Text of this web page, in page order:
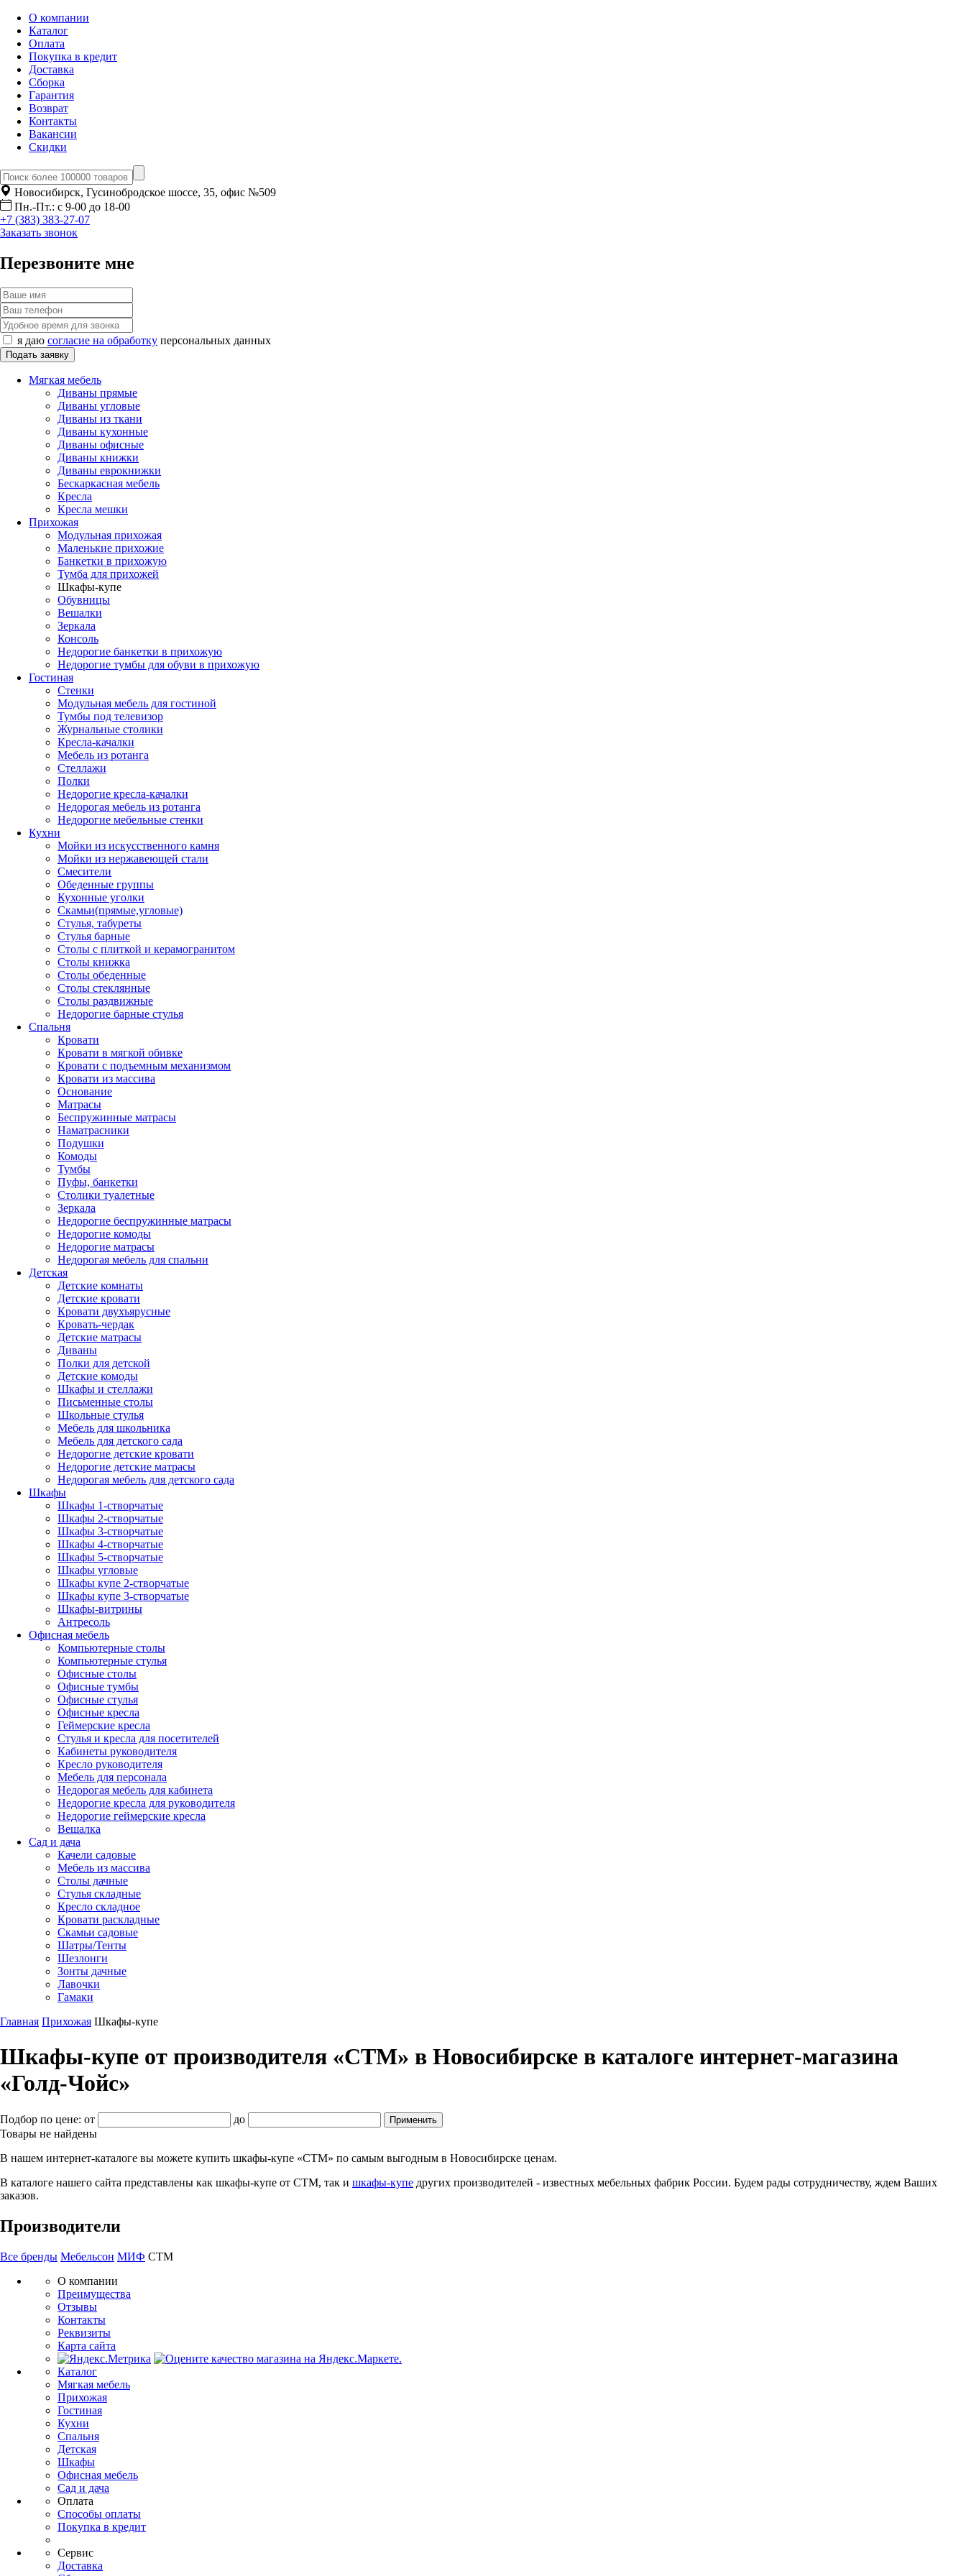
О компании
Каталог
Оплата
Покупка в кредит
Доставка
Сборка
Гарантия
Возврат
Контакты
Вакансии
Скидки
Новосибирск, Гусинобродское шоссе, 35, офис №509
Пн.-Пт.: с 9-00 до 18-00
+7 (383) 383-27-07
Заказать звонок
Перезвоните мне
я даю согласие на обработку персональных данных
Мягкая мебель
Диваны прямые
Диваны угловые
Диваны из ткани
Диваны кухонные
Диваны офисные
Диваны книжки
Диваны еврокнижки
Бескаркасная мебель
Кресла
Кресла мешки
Прихожая
Модульная прихожая
Маленькие прихожие
Банкетки в прихожую
Тумба для прихожей
Шкафы-купе
Обувницы
Вешалки
Зеркала
Консоль
Недорогие банкетки в прихожую
Недорогие тумбы для обуви в прихожую
Гостиная
Стенки
Модульная мебель для гостиной
Тумбы под телевизор
Журнальные столики
Кресла-качалки
Мебель из ротанга
Стеллажи
Полки
Недорогие кресла-качалки
Недорогая мебель из ротанга
Недорогие мебельные стенки
Кухни
Мойки из искусственного камня
Мойки из нержавеющей стали
Смесители
Обеденные группы
Кухонные уголки
Скамьи(прямые,угловые)
Стулья, табуреты
Стулья барные
Столы с плиткой и керамогранитом
Столы книжка
Столы обеденные
Столы стеклянные
Столы раздвижные
Недорогие барные стулья
Спальня
Кровати
Кровати в мягкой обивке
Кровати с подъемным механизмом
Кровати из массива
Основание
Матрасы
Беспружинные матрасы
Наматрасники
Подушки
Комоды
Тумбы
Пуфы, банкетки
Столики туалетные
Зеркала
Недорогие беспружинные матрасы
Недорогие комоды
Недорогие матрасы
Недорогая мебель для спальни
Детская
Детские комнаты
Детские кровати
Кровати двухъярусные
Кровать-чердак
Детские матрасы
Диваны
Полки для детской
Детские комоды
Шкафы и стеллажи
Письменные столы
Школьные стулья
Мебель для школьника
Мебель для детского сада
Недорогие детские кровати
Недорогие детские матрасы
Недорогая мебель для детского сада
Шкафы
Шкафы 1-створчатые
Шкафы 2-створчатые
Шкафы 3-створчатые
Шкафы 4-створчатые
Шкафы 5-створчатые
Шкафы угловые
Шкафы купе 2-створчатые
Шкафы купе 3-створчатые
Шкафы-витрины
Антресоль
Офисная мебель
Компьютерные столы
Компьютерные стулья
Офисные столы
Офисные тумбы
Офисные стулья
Офисные кресла
Геймерские кресла
Стулья и кресла для посетителей
Кабинеты руководителя
Кресло руководителя
Мебель для персонала
Недорогая мебель для кабинета
Недорогие кресла для руководителя
Недорогие геймерские кресла
Вешалка
Сад и дача
Качели садовые
Мебель из массива
Столы дачные
Стулья складные
Кресло складное
Кровати раскладные
Скамьи садовые
Шатры/Тенты
Шезлонги
Зонты дачные
Лавочки
Гамаки
Главная Прихожая Шкафы-купе
Шкафы-купе от производителя «СТМ» в Новосибирске в каталоге интернет-магазина
«Голд-Чойс»
Подбор по цене: от
до
Товары не найдены
В нашем интернет-каталоге вы можете купить шкафы-купе «СТМ» по самым выгодным в Новосибирске ценам.
В каталоге нашего сайта представлены как шкафы-купе от СТМ, так и шкафы-купе других производителей - известных мебельных фабрик России. Будем рады сотрудничеству, ждем Ваших
заказов.
Производители
Все бренды Мебельсон МИФ СТМ
О компании
Преимущества
Отзывы
Контакты
Реквизиты
Карта сайта
Каталог
Мягкая мебель
Прихожая
Гостиная
Кухни
Спальня
Детская
Шкафы
Офисная мебель
Сад и дача
Оплата
Способы оплаты
Покупка в кредит
Сервис
Доставка